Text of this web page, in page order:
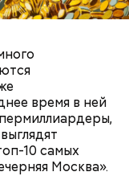
время в ней
10 самых
Москва».